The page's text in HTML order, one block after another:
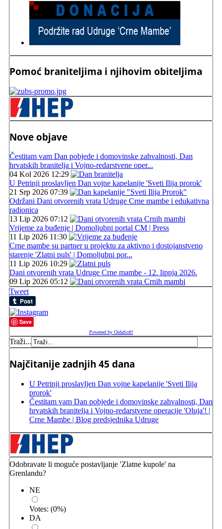
Pomoć braniteljima i njihovim obiteljima
Nove objave
Čestitam vam Dan pobjede i domovinske zahvalnosti, Dan
hrvatskih branitelja i Vojno-redarstvene oper...
04 Kol 2026 12:29
U Petrinji proslavljen Dan vojne kapelanije 'Sveti Ilija prorok'
21 Srp 2026 07:39
Održani Dani otvorenih vrata Udruge Crne mambe i edukativna
radionica
13 Lip 2026 07:12
Vrijeme za buđenje | Domoljubni portal CM | Press
11 Lip 2026 11:30
Crne mambe su partner u projektu za aktivno i dostojanstveno
starenje 'Zlatni puls' | Domoljubni por...
11 Lip 2026 10:29
Dani otvorenih vrata Udruge Crne mambe - 12. lipnja 2026.
09 Lip 2026 05:12
Tweet
Save
Powered by OrdaSoft!
Traži...
Najčitanije zadnjih 45 dana
U Petrinji proslavljen Dan vojne kapelanije 'Sveti Ilija
prorok'
Čestitam vam Dan pobjede i domovinske zahvalnosti, Dan
hrvatskih branitelja i Vojno-redarstvene operacije 'Oluja'! |
Crne Mambe | Blog predsjednika Udruge
Odobravate li moguće postavljanje 'Zlatne kupole' na
Grenlandu?
NE
Votes: (0%)
DA